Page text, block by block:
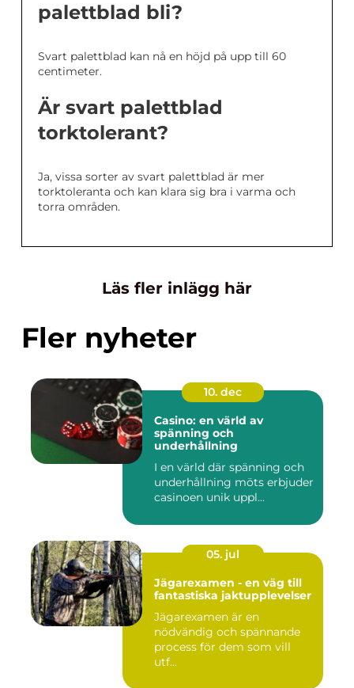
palettblad bli?
Svart palettblad kan nå en höjd på upp till 60
centimeter.
Är svart palettblad
torktolerant?
Ja, vissa sorter av svart palettblad är mer
torktoleranta och kan klara sig bra i varma och
torra områden.
Läs fler inlägg här
Fler nyheter
10. dec
Casino: en värld av
spänning och
underhållning
I en värld där spänning och
underhållning möts erbjuder
casinoen unik uppl...
05. jul
Jägarexamen - en väg till
fantastiska jaktupplevelser
Jägarexamen är en
nödvändig och spännande
process för dem som vill
utf...